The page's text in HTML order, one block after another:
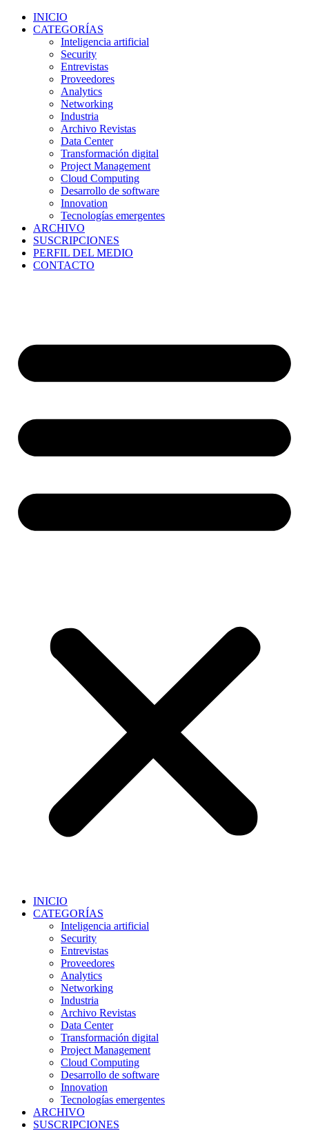
INICIO
CATEGORÍAS
Inteligencia artificial
Security
Entrevistas
Proveedores
Analytics
Networking
Industria
Archivo Revistas
Data Center
Transformación digital
Project Management
Cloud Computing
Desarrollo de software
Innovation
Tecnologías emergentes
ARCHIVO
SUSCRIPCIONES
PERFIL DEL MEDIO
CONTACTO
INICIO
CATEGORÍAS
Inteligencia artificial
Security
Entrevistas
Proveedores
Analytics
Networking
Industria
Archivo Revistas
Data Center
Transformación digital
Project Management
Cloud Computing
Desarrollo de software
Innovation
Tecnologías emergentes
ARCHIVO
SUSCRIPCIONES